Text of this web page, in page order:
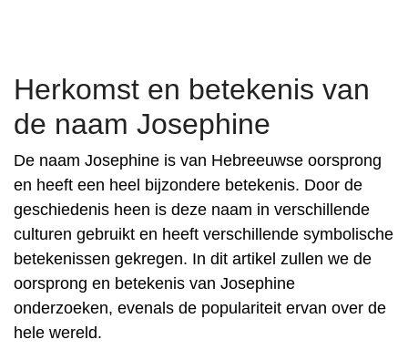
Herkomst en betekenis van
de naam Josephine
De naam Josephine is van Hebreeuwse oorsprong
en heeft een heel bijzondere betekenis. Door de
geschiedenis heen is deze naam in verschillende
culturen gebruikt en heeft verschillende symbolische
betekenissen gekregen. In dit artikel zullen we de
oorsprong en betekenis van Josephine
onderzoeken, evenals de populariteit ervan over de
hele wereld.